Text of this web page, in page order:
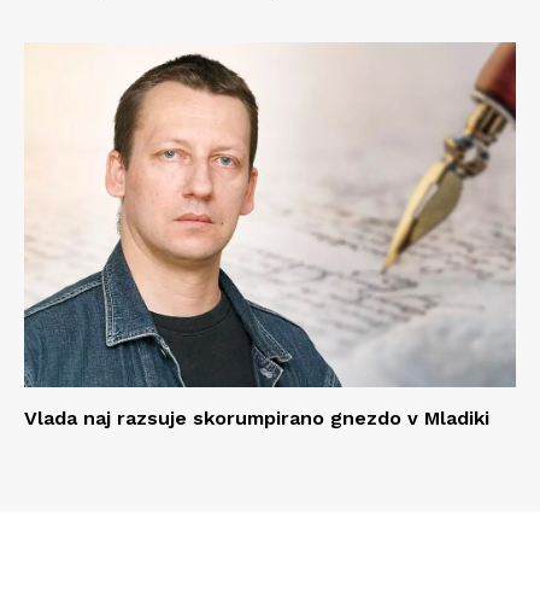
Vlada naj razsuje skorumpirano gnezdo v Mladiki